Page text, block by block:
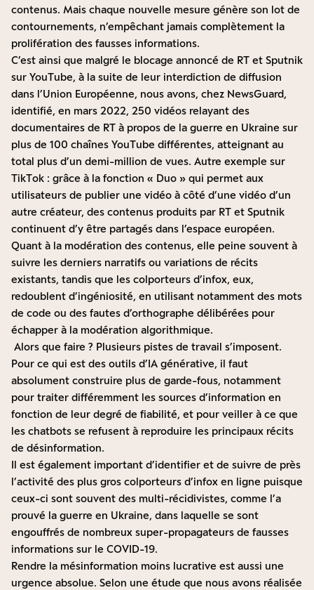
contenus. Mais chaque nouvelle mesure génère son lot de
contournements, n’empêchant jamais complètement la
prolifération des fausses informations.
C’est ainsi que malgré le blocage annoncé de RT et Sputnik
sur YouTube, à la suite de leur interdiction de diffusion
dans l’Union Européenne, nous avons, chez NewsGuard,
identifié, en mars 2022, 250 vidéos relayant des
documentaires de RT à propos de la guerre en Ukraine sur
plus de 100 chaînes YouTube différentes, atteignant au
total plus d’un demi-million de vues. Autre exemple sur
TikTok : grâce à la fonction « Duo » qui permet aux
utilisateurs de publier une vidéo à côté d’une vidéo d’un
autre créateur, des contenus produits par RT et Sputnik
continuent d’y être partagés dans l’espace européen.
Quant à la modération des contenus, elle peine souvent à
suivre les derniers narratifs ou variations de récits
existants, tandis que les colporteurs d’infox, eux,
redoublent d’ingéniosité, en utilisant notamment des mots
de code ou des fautes d’orthographe délibérées pour
échapper à la modération algorithmique.
Alors que faire ? Plusieurs pistes de travail s’imposent.
Pour ce qui est des outils d’IA générative, il faut
absolument construire plus de garde-fous, notamment
pour traiter différemment les sources d’information en
fonction de leur degré de fiabilité, et pour veiller à ce que
les chatbots se refusent à reproduire les principaux récits
de désinformation.
Il est également important d’identifier et de suivre de près
l’activité des plus gros colporteurs d’infox en ligne puisque
ceux-ci sont souvent des multi-récidivistes, comme l’a
prouvé la guerre en Ukraine, dans laquelle se sont
engouffrés de nombreux super-propagateurs de fausses
informations sur le COVID-19.
Rendre la mésinformation moins lucrative est aussi une
urgence absolue. Selon une étude que nous avons réalisée